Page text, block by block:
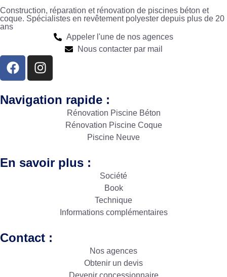
Construction, réparation et rénovation de piscines béton et
coque. Spécialistes en revêtement polyester depuis plus de 20
ans
Appeler l'une de nos agences
Nous contacter par mail
Navigation rapide :
Rénovation Piscine Béton
Rénovation Piscine Coque
Piscine Neuve
En savoir plus :
Société
Book
Technique
Informations complémentaires
Contact :
Nos agences
Obtenir un devis
Devenir concessionnaire